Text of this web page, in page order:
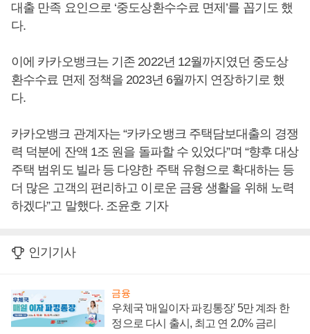
대출 만족 요인으로 ‘중도상환수수료 면제’를 꼽기도 했
다.
이에 카카오뱅크는 기존 2022년 12월까지였던 중도상
환수수료 면제 정책을 2023년 6월까지 연장하기로 했
다.
카카오뱅크 관계자는 “카카오뱅크 주택담보대출의 경쟁
력 덕분에 잔액 1조 원을 돌파할 수 있었다”며 “향후 대상
주택 범위도 빌라 등 다양한 주택 유형으로 확대하는 등
더 많은 고객의 편리하고 이로운 금융 생활을 위해 노력
하겠다”고 말했다. 조윤호 기자
인기기사
금융
우체국 '매일이자 파킹통장' 5만 계좌 한
정으로 다시 출시, 최고 연 2.0% 금리